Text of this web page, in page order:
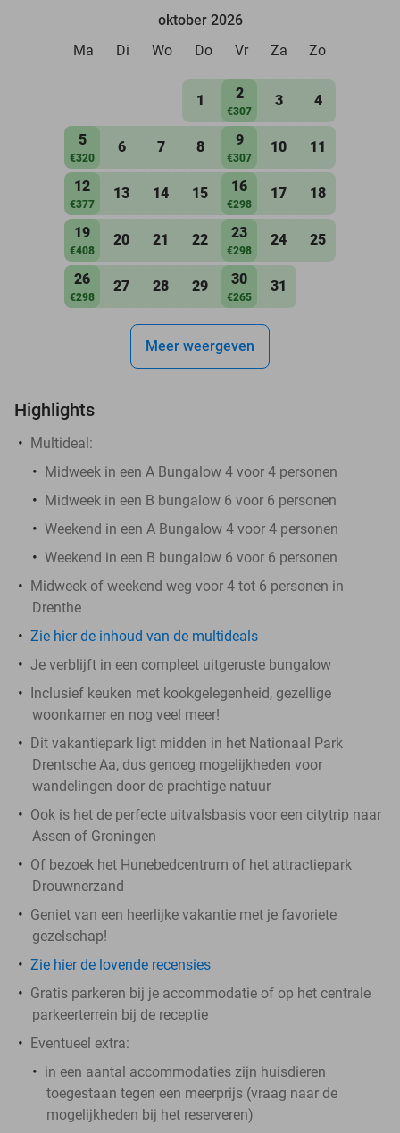
oktober 2026
Ma
Di Wo Do Vr Za Zo
1 2
€307
3 4
5
€320
6 7 8 9
€307
10 11
12
€377
13 14 15 16
€298
17 18
19
€408
20 21 22 23
€298
24 25
26
€298
27 28 29 30
€265
31
Meer weergeven
Highlights
Multideal:
Midweek in een A Bungalow 4 voor 4 personen
Midweek in een B bungalow 6 voor 6 personen
Weekend in een A Bungalow 4 voor 4 personen
Weekend in een B bungalow 6 voor 6 personen
Midweek of weekend weg voor 4 tot 6 personen in
Drenthe
Zie hier de inhoud van de multideals
Je verblijft in een compleet uitgeruste bungalow
Inclusief keuken met kookgelegenheid, gezellige
woonkamer en nog veel meer!
Dit vakantiepark ligt midden in het Nationaal Park
Drentsche Aa, dus genoeg mogelijkheden voor
wandelingen door de prachtige natuur
Ook is het de perfecte uitvalsbasis voor een citytrip naar
Assen of Groningen
Of bezoek het Hunebedcentrum of het attractiepark
Drouwnerzand
Geniet van een heerlijke vakantie met je favoriete
gezelschap!
Zie hier de lovende recensies
Gratis parkeren bij je accommodatie of op het centrale
parkeerterrein bij de receptie
Eventueel extra:
in een aantal accommodaties zijn huisdieren
toegestaan tegen een meerprijs (vraag naar de
mogelijkheden bij het reserveren)